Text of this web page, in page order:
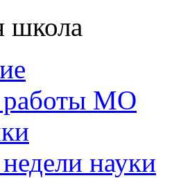
школа
работы МО
науки